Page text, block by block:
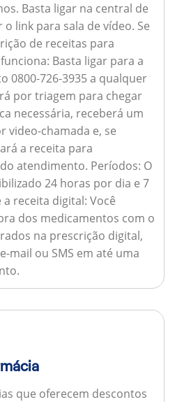
Basta ligar na central de
link para sala de vídeo. Se
de receitas para
Basta ligar para a
0800-726-3935 a qualquer
por triagem para chegar
necessária, receberá um
video-chamada e, se
a receita para
atendimento. Períodos: O
24 horas por dia e 7
a receita digital: Você
dos medicamentos com o
na prescrição digital,
mail ou SMS em até uma
que oferecem descontos